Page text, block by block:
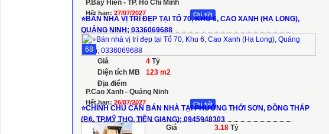
P.Bảy Hiền - TP. Hồ Chí Minh
Hết hạn: 27/07/2027 Chi tiết
⭐️BÁN NHÀ VỊ TRÍ ĐẸP TẠI TỔ 70, KHU 6, CAO XANH (HẠ LONG),
QUẢNG NINH; 0336069688
68
Giá
4 Tỷ
Diện tích MB
123 m2
Địa điểm
P.Cao Xanh - Quảng Ninh
Hết hạn: 26/07/2027 Chi tiết
⭐️CHÍNH CHỦ CẦN BÁN NHÀ TẠI PHƯỜNG THỚI SƠN, ĐỒNG THÁP
(P.6, TP.MỸ THO, TIỀN GIANG); 0945948303
Giá 3.18 Tỷ